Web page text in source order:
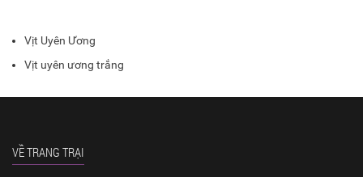
Vịt Uyên Ương
Vịt uyên ương trắng
VỀ TRANG TRẠI